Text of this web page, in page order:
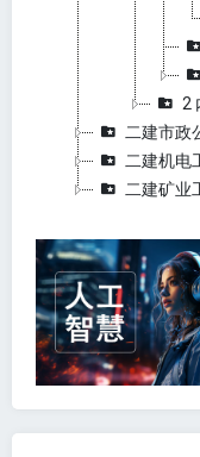
2
二建市政
二建机电
二建矿业